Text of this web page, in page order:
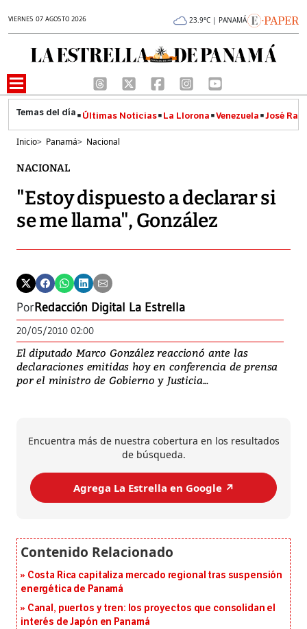
VIERNES 07 AGOSTO 2026 23.9°C | PANAMÁ
Últimas Noticias La Llorona Venezuela José
Inicio> Panamá> Nacional
NACIONAL
"Estoy dispuesto a declarar si
se me llama", González
PorRedacción Digital La Estrella
20/05/2010 02:00
El diputado Marco González reaccionó ante las
declaraciones emitidas hoy en conferencia de prensa
por el ministro de Gobierno y Justicia...
Encuentra más de nuestra cobertura en los resultados
de búsqueda.
Agrega La Estrella en Google ↗️
Costa Rica capitaliza mercado regional tras suspensión
energética de Panamá
Canal, puertos y tren: los proyectos que consolidan el
interés de Japón en Panamá